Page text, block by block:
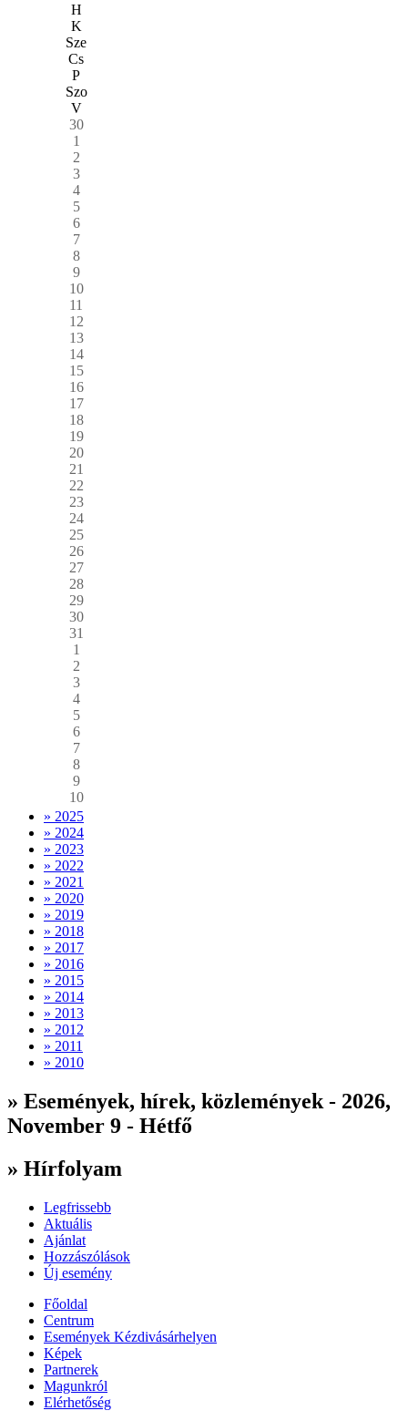
H
K
Sze
Cs
P
Szo
V
30
1
2
3
4
5
6
7
8
9
10
11
12
13
14
15
16
17
18
19
20
21
22
23
24
25
26
27
28
29
30
31
1
2
3
4
5
6
7
8
9
10
» 2025
» 2024
» 2023
» 2022
» 2021
» 2020
» 2019
» 2018
» 2017
» 2016
» 2015
» 2014
» 2013
» 2012
» 2011
» 2010
» Események, hírek, közlemények - 2026,
November 9 - Hétfő
» Hírfolyam
Legfrissebb
Aktuális
Ajánlat
Hozzászólások
Új esemény
Főoldal
Centrum
Események Kézdivásárhelyen
Képek
Partnerek
Magunkról
Elérhetőség